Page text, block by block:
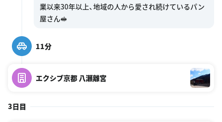
業以来30年以上、地域の人から愛され続けているパン
11分
エクシブ京都 八瀬離宮
3日目